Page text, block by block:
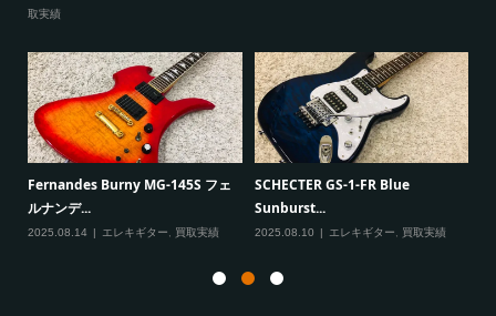
取実績
Fernandes Burny MG-145S フェ
ルナンデ...
2025.08.14 エレキギター 買取実績
SCHECTER GS-1-FR Blue
Sunburst...
2025.08.10 エレキギター 買取実績